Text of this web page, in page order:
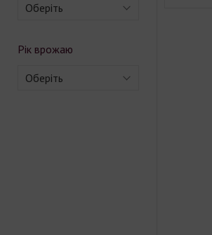
Оберіть
Рік врожаю
Оберіть